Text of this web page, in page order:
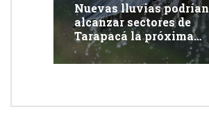
Nuevas lluvias podrían
alcanzar sectores de
Tarapacá la próxima
semana